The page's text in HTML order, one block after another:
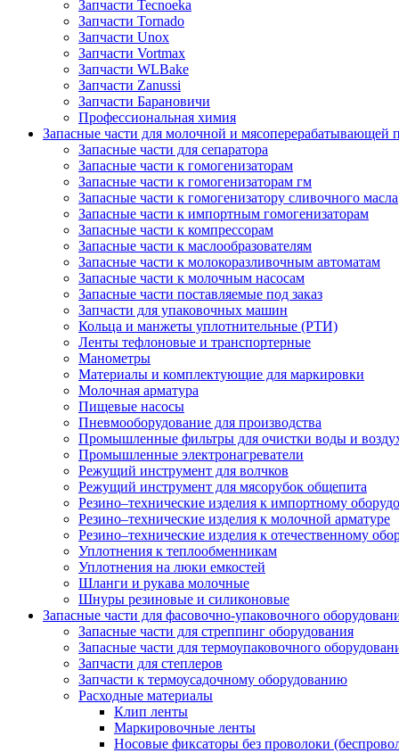
Запчасти Tecnoeka
Запчасти Tornado
Запчасти Unox
Запчасти Vortmax
Запчасти WLBake
Запчасти Zanussi
Запчасти Барановичи
Профессиональная химия
Запасные части для молочной и мясоперерабатывающей
Запасные части для сепаратора
Запасные части к гомогенизаторам
Запасные части к гомогенизаторам гм
Запасные части к гомогенизатору сливочного масла
Запасные части к импортным гомогенизаторам
Запасные части к компрессорам
Запасные части к маслообразователям
Запасные части к молокоразливочным автоматам
Запасные части к молочным насосам
Запасные части поставляемые под заказ
Запчасти для упаковочных машин
Кольца и манжеты уплотнительные (РТИ)
Ленты тефлоновые и транспортерные
Манометры
Материалы и комплектующие для маркировки
Молочная арматура
Пищевые насосы
Пневмооборудование для производства
Промышленные фильтры для очистки воды и
Промышленные электронагреватели
Режущий инструмент для волчков
Режущий инструмент для мясорубок общепита
Резино–технические изделия к импортному
Резино–технические изделия к молочной арматуре
Резино–технические изделия к отечественному
Уплотнения к теплообменникам
Уплотнения на люки емкостей
Шланги и рукава молочные
Шнуры резиновые и силиконовые
Запасные части для фасовочно-упаковочного
Запасные части для стреппинг оборудования
Запасные части для термоупаковочного
Запчасти для степлеров
Запчасти к термоусадочному оборудованию
Расходные материалы
Клип ленты
Маркировочные ленты
Носовые фиксаторы без проволоки